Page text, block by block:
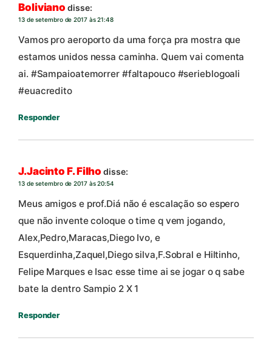
Boliviano disse:
13 de setembro de 2017 às 21:48
Vamos pro aeroporto da uma força pra mostra que
estamos unidos nessa caminha. Quem vai comenta
ai. #Sampaioatemorrer #faltapouco #serieblogoali
#euacredito
Responder
J.Jacinto F. Filho disse:
13 de setembro de 2017 às 20:54
Meus amigos e prof.Diá não é escalação so espero
que não invente coloque o time q vem jogando,
Alex,Pedro,Maracas,Diego Ivo, e
Esquerdinha,Zaquel,Diego silva,F.Sobral e Hiltinho,
Felipe Marques e Isac esse time ai se jogar o q sabe
bate la dentro Sampio 2 X 1
Responder